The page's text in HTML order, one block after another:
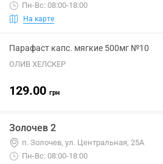
Пн-Вс: 08:00-18:00
На карте
Парафаст капс. мягкие 500мг №10
ОЛИВ ХЕЛСКЕР
129.00 грн
Золочев 2
п. Золочев, ул. Центральная, 25А
Пн-Вс: 08:00-18:00